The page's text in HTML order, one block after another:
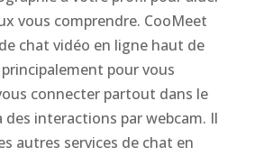
vous comprendre. CooMeet
chat vidéo en ligne haut de
pour vous
connecter partout dans le
des interactions par webcam. Il
autres services de chat en